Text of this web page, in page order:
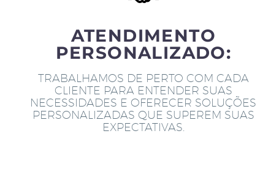
ATENDIMENTO
PERSONALIZADO:
TRABALHAMOS DE PERTO COM CADA
CLIENTE PARA ENTENDER SUAS
NECESSIDADES E OFERECER SOLUÇÕES
PERSONALIZADAS QUE SUPEREM SUAS
EXPECTATIVAS.